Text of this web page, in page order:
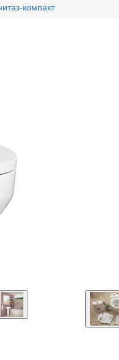
компакт